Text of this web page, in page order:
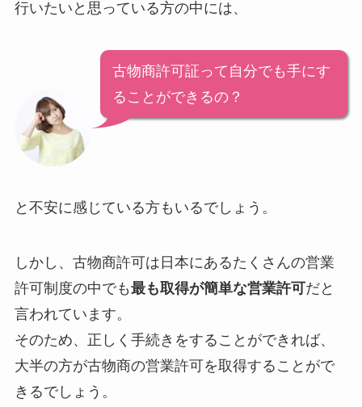
行いたいと思っている方の中には、
古物商許可証って自分でも手にす
ることができるの？
と不安に感じている方もいるでしょう。
しかし、古物商許可は日本にあるたくさんの営業
許可制度の中でも最も取得が簡単な営業許可だと
言われています。
そのため、正しく手続きをすることができれば、
大半の方が古物商の営業許可を取得することがで
きるでしょう。